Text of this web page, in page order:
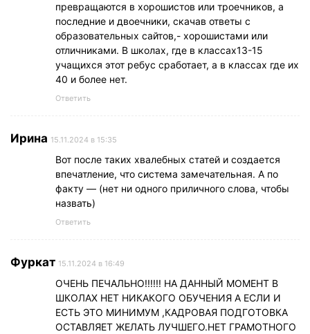
превращаются в хорошистов или троечников, а
последние и двоечники, скачав ответы с
образовательных сайтов,- хорошистами или
отличниками. В школах, где в классах13-15
учащихся этот ребус сработает, а в классах где их
40 и более нет.
Ответить
Ирина 15.11.2024 в 15:35
Вот после таких хвалебных статей и создается
впечатление, что система замечательная. А по
факту — (нет ни одного приличного слова, чтобы
назвать)
Ответить
Фуркат 15.11.2024 в 16:49
ОЧЕНЬ ПЕЧАЛЬНО!!!!!! НА ДАННЫЙ МОМЕНТ В
ШКОЛАХ НЕТ НИКАКОГО ОБУЧЕНИЯ А ЕСЛИ И
ЕСТЬ ЭТО МИНИМУМ ,КАДРОВАЯ ПОДГОТОВКА
ОСТАВЛЯЕТ ЖЕЛАТЬ ЛУЧШЕГО.НЕТ ГРАМОТНОГО